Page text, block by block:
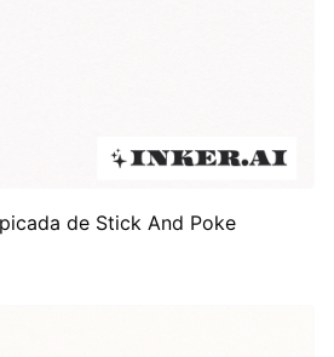
de Stick And Poke